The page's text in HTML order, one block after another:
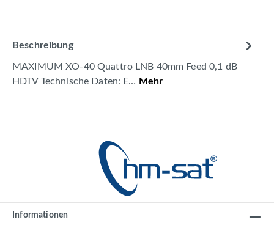
Beschreibung
MAXIMUM XO-40 Quattro LNB 40mm Feed 0,1 dB
HDTV Technische Daten: E… Mehr
Informationen